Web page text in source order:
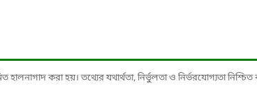
করা হয়। তথ্যের যথার্থতা, নির্ভুলতা ও নির্ভরযোগ্যতা নিশ্চিত